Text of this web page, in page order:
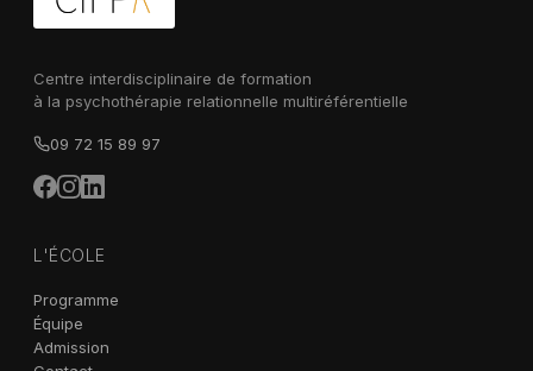
Centre interdisciplinaire de formation
à la psychothérapie relationnelle multiréférentielle
09 72 15 89 97
L'ÉCOLE
Programme
Équipe
Admission